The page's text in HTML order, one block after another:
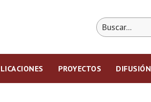
PROYECTOS DIFUSIÓN